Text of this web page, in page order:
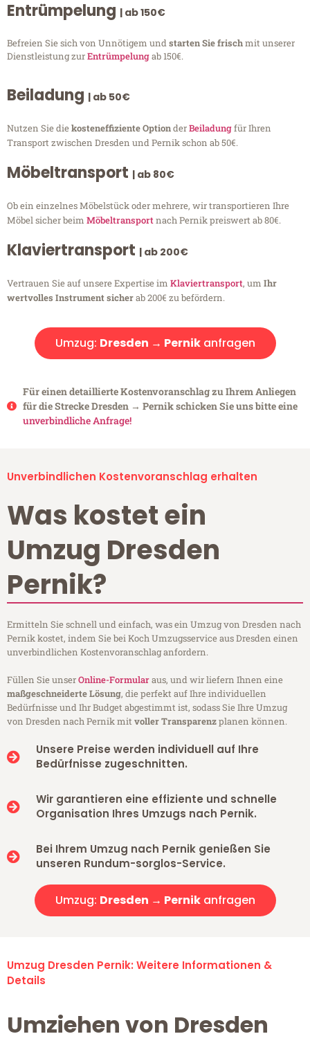
Entrümpelung | ab 150€
Befreien Sie sich von Unnötigem undstarten Sie frischmit unserer
Dienstleistung zurEntrümpelungab 150€.
Beiladung | ab 50€
Nutzen Sie diekosteneffiziente OptionderBeiladungfür Ihren
Transport zwischen Dresden und Pernik schon ab 50€.
Möbeltransport | ab 80€
Ob ein einzelnes Möbelstück oder mehrere, wir transportieren Ihre
Möbel sicher beim Möbeltransportnach Pernik preiswert ab 80€.
Klaviertransport | ab 200€
Vertrauen Sie auf unsere Expertise im Klaviertransport, um Ihr
wertvolles Instrument sicherab 200€ zu befördern.
Umzug: Dresden → Pernikanfragen
Für einen detaillierte Kostenvoranschlag zu Ihrem Anliegen
für die Strecke Dresden → Pernik schicken Sie uns bitte eine
unverbindliche Anfrage!
Unverbindlichen Kostenvoranschlag erhalten
Was kostet ein
Umzug Dresden
Pernik?
Ermitteln Sie schnell und einfach, was ein Umzug von Dresden nach
Pernik kostet, indem Sie bei Koch Umzugsservice aus Dresden einen
unverbindlichen Kostenvoranschlag anfordern.
Füllen Sie unserOnline-Formularaus, und wir liefern Ihnen eine
maßgeschneiderte Lösung, die perfekt auf Ihre individuellen
Bedürfnisse und Ihr Budget abgestimmt ist, sodass Sie Ihre Umzug
von Dresden nach Pernik mitvoller Transparenzplanen können.
Unsere Preise werden individuell auf Ihre
Bedürfnisse zugeschnitten.
Wir garantieren eine effiziente und schnelle
Organisation Ihres Umzugs nach Pernik.
Bei Ihrem Umzug nach Pernik genießen Sie
unseren Rundum-sorglos-Service.
Umzug: Dresden → Pernikanfragen
Umzug Dresden Pernik: Weitere Informationen &
Details
Umziehen von Dresden